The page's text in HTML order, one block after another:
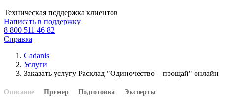
Техническая поддержка клиентов
Написать в поддержку
8 800 511 46 82
Справка
Gadanis
Услуги
Заказать услугу Расклад "Одиночество – прощай" онлайн
Описание Пример Подготовка Эксперты